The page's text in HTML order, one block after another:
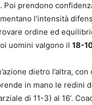
Poi prendono
l’intensità
ordine ed
uomini valgono il 18-
dietro l’altra,
in mano le redini
di 11-3) al 16’.